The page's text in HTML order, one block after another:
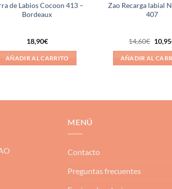
de Labios Cocoon 413 –
Bordeaux
18,90€
AÑADIR AL CARRITO
Zao Recarga labial
407
14,60€ El
precio
era:
10,95
AÑADIR AL
MENÚ
Contacto
Preguntas frecuentes